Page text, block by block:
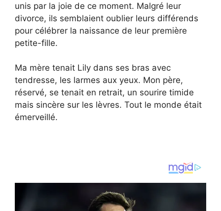
unis par la joie de ce moment. Malgré leur
divorce, ils semblaient oublier leurs différends
pour célébrer la naissance de leur première
petite-fille.
Ma mère tenait Lily dans ses bras avec
tendresse, les larmes aux yeux. Mon père,
réservé, se tenait en retrait, un sourire timide
mais sincère sur les lèvres. Tout le monde était
émerveillé.